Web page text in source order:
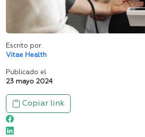
Escrito por
Vitae Health
Publicado el
23 mayo 2024
Copiar link